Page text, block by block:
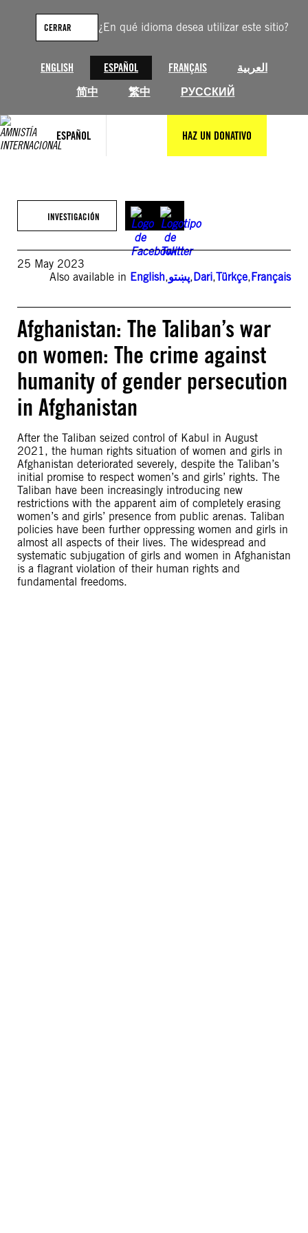
¿En qué idioma desea utilizar este sitio?
ENGLISH ESPAÑOL FRANÇAIS
العربية
简中
繁中 РУССКИЙ
CERRAR
ESPAÑOL HAZ UN DONATIVO
contenido
INVESTIGACIÓN
25 May 2023
Also available in English,پښتو,Dari,Türkçe,Français
Afghanistan: The Taliban’s war
on women: The crime against
humanity of gender persecution
in Afghanistan
After the Taliban seized control of Kabul in August
2021, the human rights situation of women and girls in
Afghanistan deteriorated severely, despite the Taliban’s
initial promise to respect women’s and girls’ rights. The
Taliban have been increasingly introducing new
restrictions with the apparent aim of completely erasing
women’s and girls’ presence from public arenas. Taliban
policies have been further oppressing women and girls in
almost all aspects of their lives. The widespread and
systematic subjugation of girls and women in Afghanistan
is a flagrant violation of their human rights and
fundamental freedoms.